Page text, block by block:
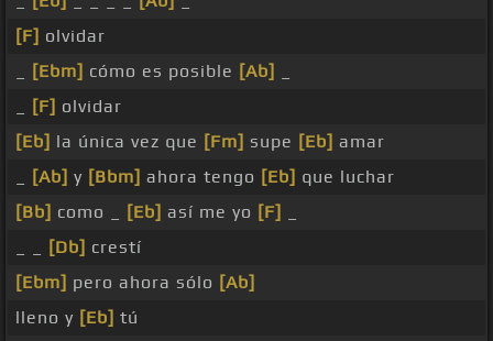
[F] olvidar
[Ebm] cómo es posible [Ab]
[F] olvidar
[Eb] la única vez que [Fm] supe [Eb] amar
[Ab] y [Bbm] ahora tengo [Eb] que luchar
[Bb] como _ [Eb] así me yo [F]
[Db] crestí
[Ebm] pero ahora sólo [Ab]
lleno y [Eb] tú